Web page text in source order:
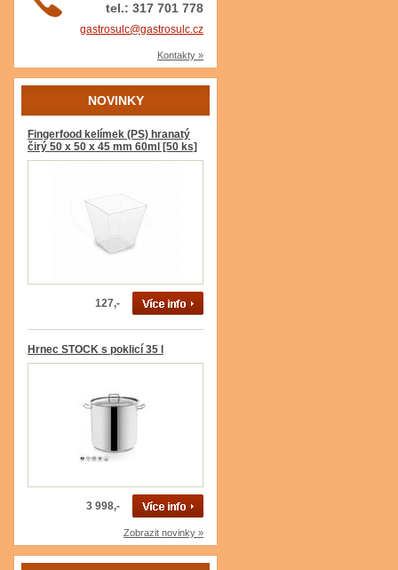
tel.: 317 701 778
gastrosulc@gastrosulc.cz
Kontakty »
NOVINKY
Fingerfood kelímek (PS) hranatý
čirý 50 x 50 x 45 mm 60ml [50 ks]
127,-
Hrnec STOCK s poklicí 35 l
3 998,-
Zobrazit novinky »